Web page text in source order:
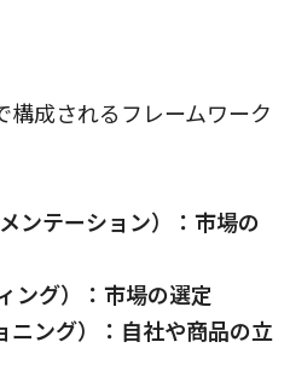
成されるフレームワーク
ンテーション）：市場の
ング）：市場の選定
ング）：自社や商品の立